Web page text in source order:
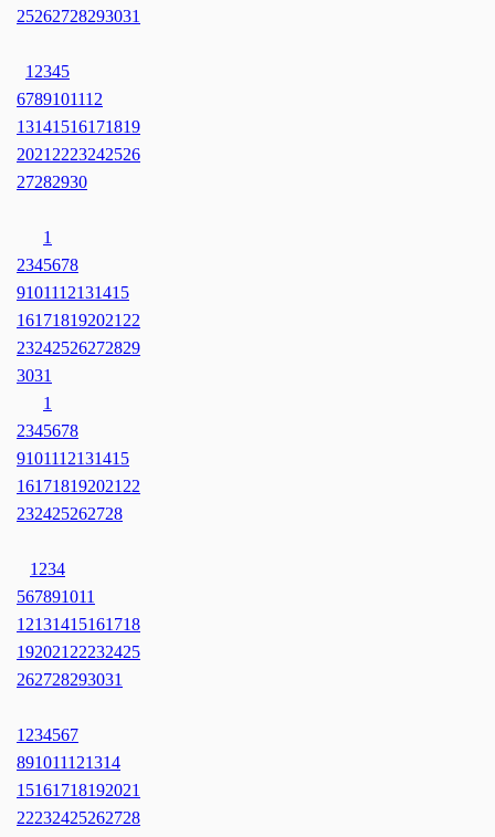
25262728293031
12345
6789101112
13141516171819
20212223242526
27282930
1
2345678
9101112131415
16171819202122
23242526272829
3031
1
2345678
9101112131415
16171819202122
232425262728
1234
567891011
12131415161718
19202122232425
262728293031
1234567
891011121314
15161718192021
22232425262728